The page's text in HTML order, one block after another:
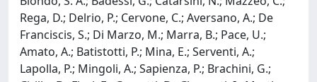
Rega, D.; Delrio, P.; Cervone, C.; Aversano, A.; De
Franciscis, S.; Di Marzo, M.; Marra, B.; Pace, U.;
Amato, A.; Batistotti, P.; Mina, E.; Serventi, A.;
Lapolla, P.; Mingoli, A.; Sapienza, P.; Brachini, G.;